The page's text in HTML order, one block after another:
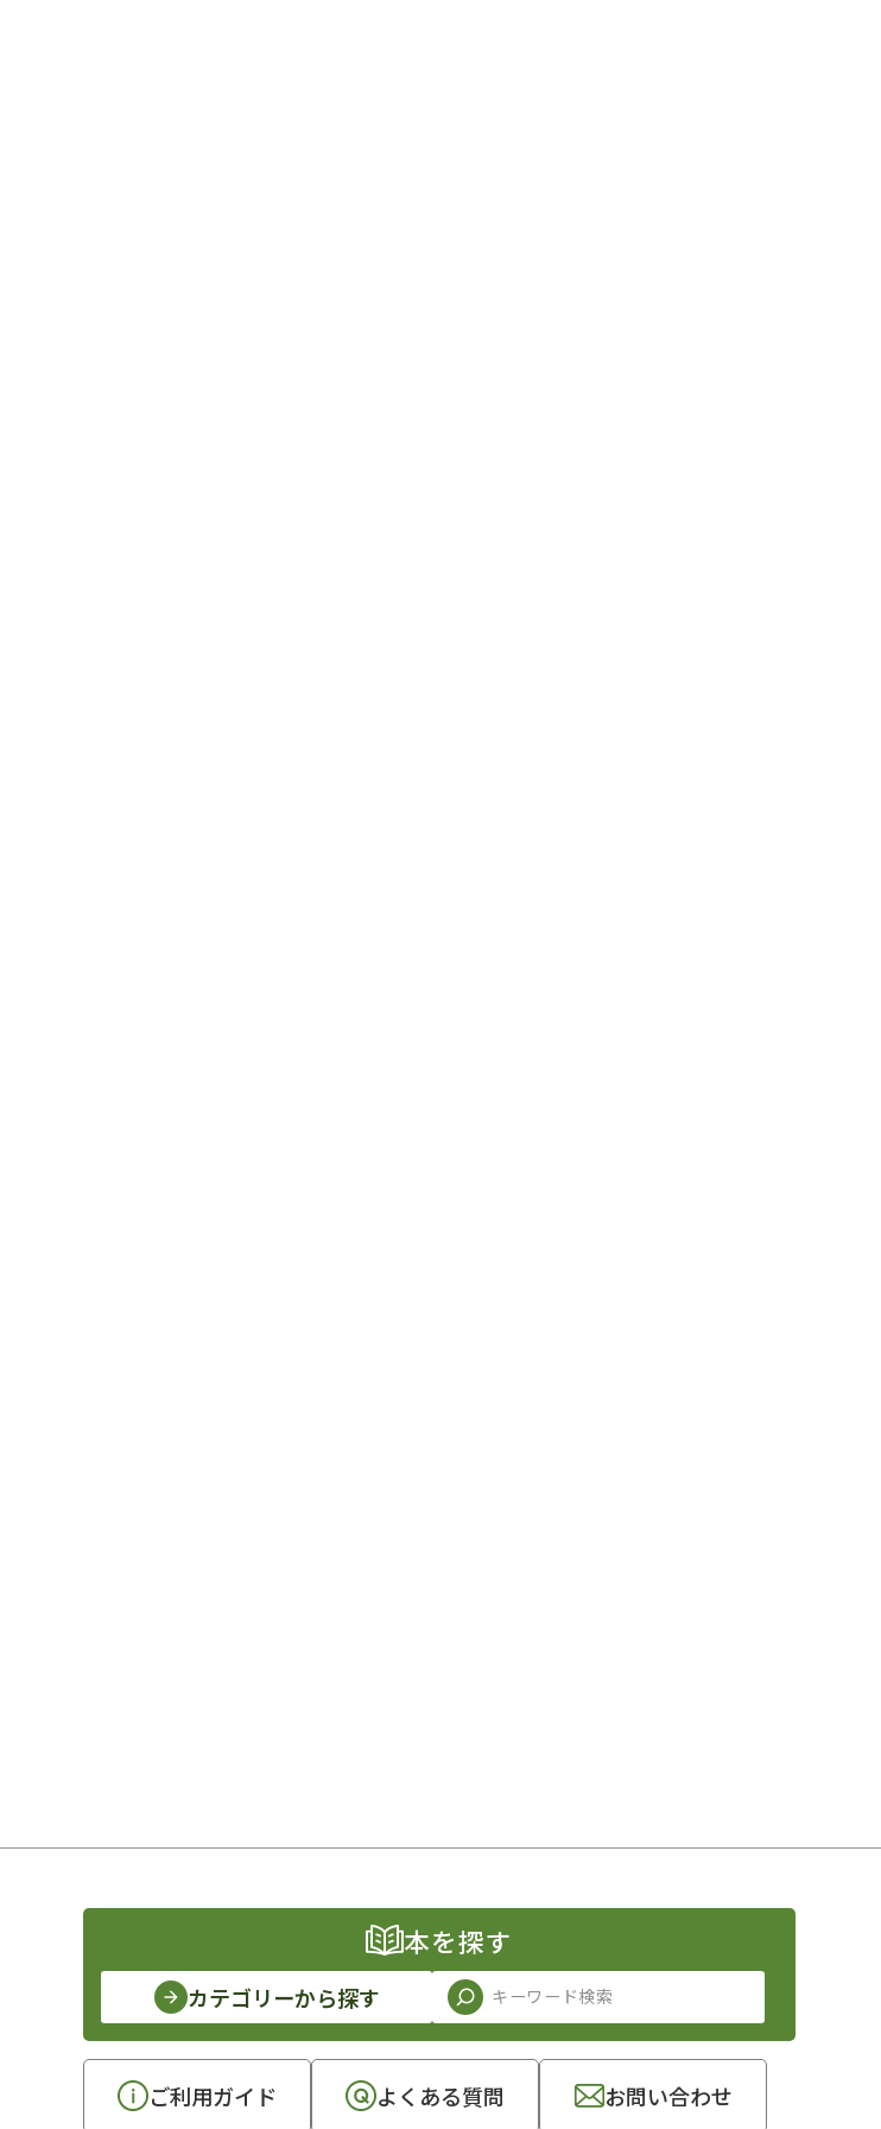
本を探す
カテゴリーから探す
ご利用ガイド よくある質問 お問い合わせ